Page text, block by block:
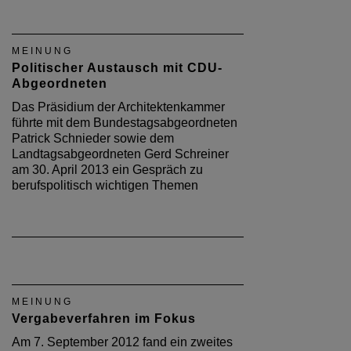
MEINUNG
Politischer Austausch mit CDU-
Abgeordneten
Das Präsidium der Architektenkammer
führte mit dem Bundestagsabgeordneten
Patrick Schnieder sowie dem
Landtagsabgeordneten Gerd Schreiner
am 30. April 2013 ein Gespräch zu
berufspolitisch wichtigen Themen
MEINUNG
Vergabeverfahren im Fokus
Am 7. September 2012 fand ein zweites